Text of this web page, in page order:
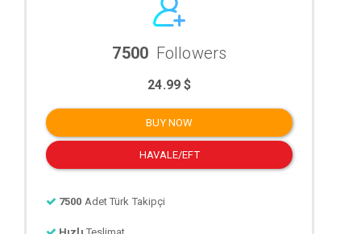
7500 Followers
24.99 $
BUY NOW
HAVALE/EFT
7500 Adet Türk Takipçi